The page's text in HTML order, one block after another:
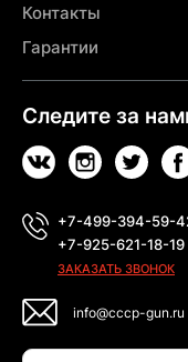
Контакты
Гарантии
Следите за
+7-499-394-59-
+7-925-621-18-19
ЗАКАЗАТЬ ЗВОНОК
info@cccp-gun.ru